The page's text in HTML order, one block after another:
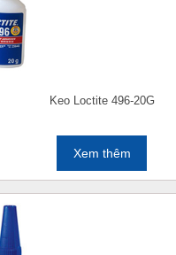
Keo Loctite 496-20G
Xem thêm